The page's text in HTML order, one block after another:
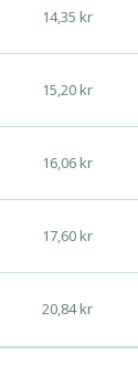
14,35 kr
15,20 kr
16,06 kr
17,60 kr
20,84 kr